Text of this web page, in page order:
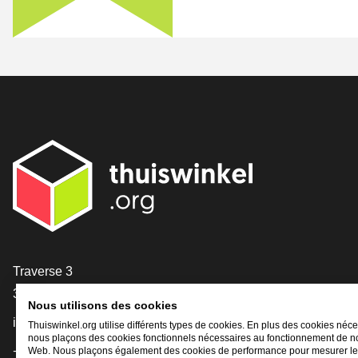
[_General:Contact]
Traverse 3
3905 NL Veenendaal
info@thuiswinkel.org
+31 (0)318 64 85 75
Nous utilisons des cookies
Thuiswinkel.org utilise différents types de cookies. En plus des cookies
nous plaçons des cookies fonctionnels nécessaires au fonctionnement de
Web. Nous plaçons également des cookies de performance pour mesurer